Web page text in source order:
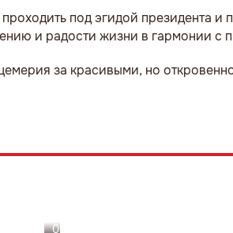
под эгидой президента
и радости жизни в гармонии с
за красивыми, но
05.08.26